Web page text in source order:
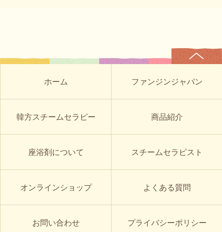
ホーム ファンジンジャパン
韓方スチームセラピー 商品紹介
座浴剤について スチームセラピスト
オンラインショップ よくある質問
お問い合わせ プライバシーポリシー